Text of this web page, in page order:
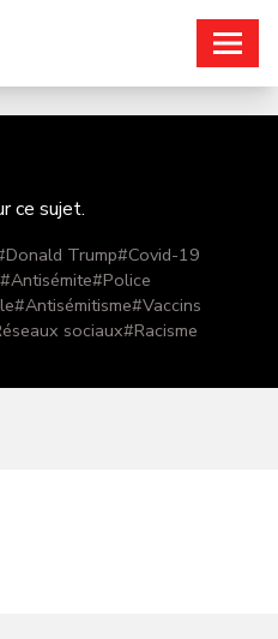
ce sujet.
Donald Trump#Covid-19
#Antisémite#Police
#Antisémitisme#Vaccins
sociaux#Racisme